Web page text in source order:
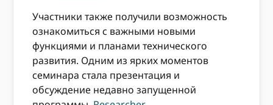
Участники также получили возможность
ознакомиться с важными новыми
функциями и планами технического
развития. Одним из ярких моментов
семинара стала презентация и
обсуждение недавно запущенной